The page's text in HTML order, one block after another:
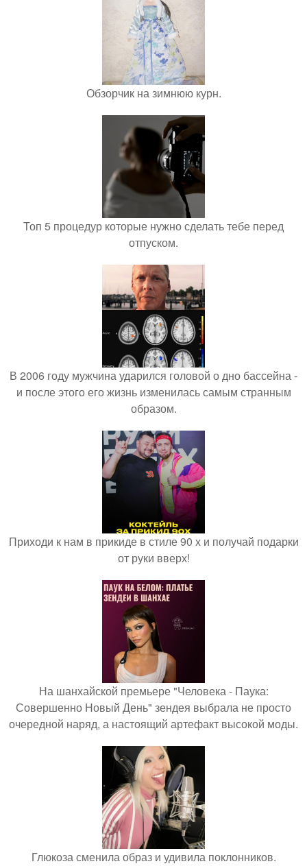
Обзорчик на зимнюю курн.
Топ 5 процедур которые нужно сделать тебе перед
отпуском.
В 2006 году мужчина ударился головой о дно бассейна -
и после этого его жизнь изменилась самым странным
образом.
Приходи к нам в прикиде в стиле 90 х и получай подарки
от руки вверх!
На шанхайской премьере "Человека - Паука:
Совершенно Новый День" зендея выбрала не просто
очередной наряд, а настоящий артефакт высокой моды.
Глюкоза сменила образ и удивила поклонников.